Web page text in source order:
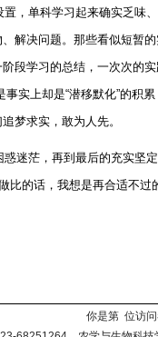
，单科学习起来确实乏味
解决问题。那些看似短暂
段学习的总结，一次次的
事实上却是“潜移默化”的积累
梦求实，敢为人先。
迷茫，再到最后的充实坚
比的话，我想是再合适不过
你是第 位访